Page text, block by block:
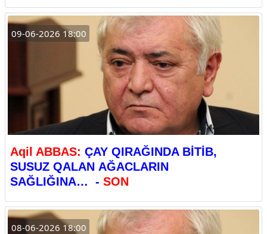
09-06-2026 18:00
Aqil ABBAS: ÇAY QIRAĞINDA BİTİB,
SUSUZ QALAN AĞACLARIN
SAĞLIĞINA… - SON
08-06-2026 18:00